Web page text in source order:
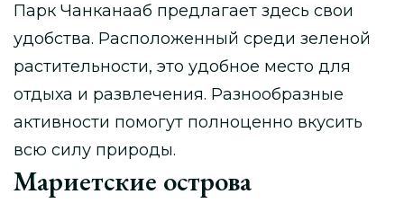
Парк Чанканааб предлагает здесь свои
удобства. Расположенный среди зеленой
растительности, это удобное место для
отдыха и развлечения. Разнообразные
активности помогут полноценно вкусить
всю силу природы.
Мариетские острова